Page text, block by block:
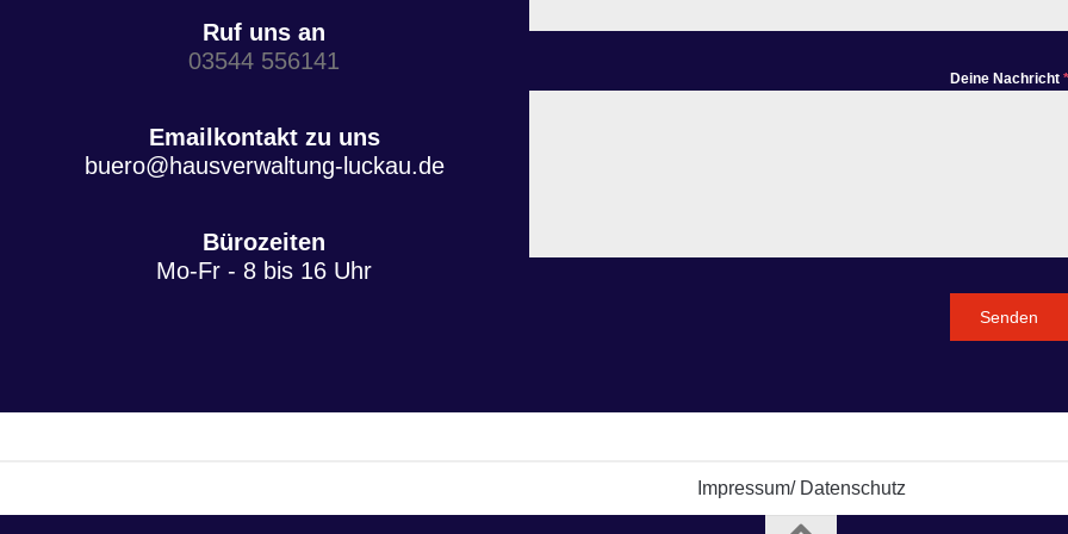
Ruf uns an
03544 556141
Emailkontakt zu uns
buero@hausverwaltung-luckau.de
Bürozeiten
Mo-Fr - 8 bis 16 Uhr
Deine Nachricht *
Senden
Impressum/ Datenschutz